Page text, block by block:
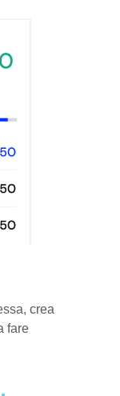
crea
fare